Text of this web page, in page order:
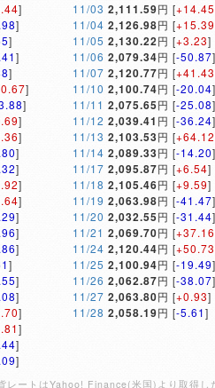
]
]
]
]
]
]
]
]
]
]
]
]
]
]
]
]
]
]
]
]
]
]
]
11/03 2,111.59円 [+14.45
11/04 2,126.98円 [+15.39
11/05 2,130.22円 [+3.23]
11/06 2,079.34円 [-50.87]
11/07 2,120.77円 [+41.43
11/10 2,100.74円 [-20.04]
11/11 2,075.65円 [-25.08]
11/12 2,039.41 円 [-36.24]
11/13 2,103.53円 [+64.12
11/14 2,089.33円 [-14.20]
11/17 2,095.87円 [+6.54]
11/18 2,105.46円 [+9.59]
11/19 2,063.98円 [-41.47]
11/20 2,032.55円 [-31.44]
11/21 2,069.70円 [+37.16
11/24 2,120.44円 [+50.73
11/25 2,100.94円 [-19.49]
11/26 2,062.87円 [-38.07]
11/27 2,063.80円 [+0.93]
11/28 2,058.19円 [-5.61]
レートはYahoo! Finance(米国)より取得